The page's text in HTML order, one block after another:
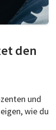
den
und
wie du